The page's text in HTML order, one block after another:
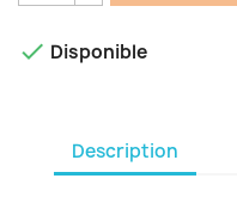
 Disponible
Description